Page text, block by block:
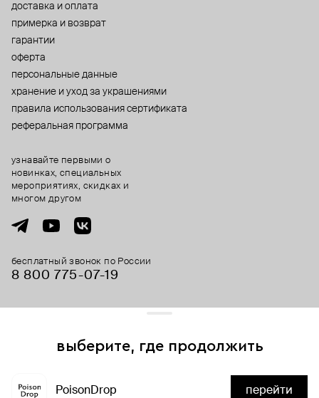
доставка и оплата
примерка и возврат
гарантии
оферта
персональные данные
хранение и уход за украшениями
правила использования сертификата
реферальная программа
бесплатный звонок по России
8 800 775⁠-07⁠-19
узнавайте первыми о
новинках, специальных
мероприятиях, скидках и
многом другом
выберите, где продолжить
PoisonDrop перейти
и сервисы аналитики. Продолжая его использование,